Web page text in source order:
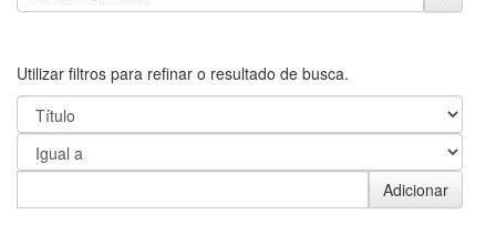
Utilizar filtros para refinar o resultado de busca.